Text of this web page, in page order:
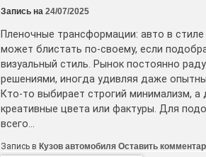
Запись на 24/07/2025
Пленочные трансформации: авто в
может блистать по-своему, если
визуальный стиль. Рынок постоянно
решениями, иногда удивляя даже
Кто-то выбирает строгий минимализм, а
креативные цвета или фактуры. Для
всего…
Запись в Кузов автомобиля Оставить